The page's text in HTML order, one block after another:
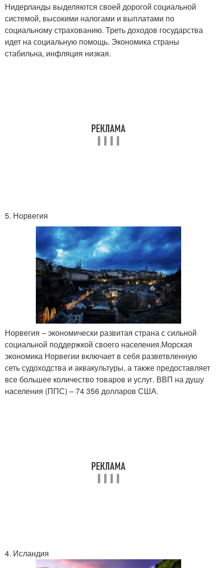
Нидерланды выделяются своей дорогой социальной
системой, высокими налогами и выплатами по
социальному страхованию. Треть доходов государства
идет на социальную помощь. Экономика страны
стабильна, инфляция низкая.
5. Норвегия
Норвегия – экономически развитая страна с сильной
социальной поддержкой своего населения.Морская
экономика Норвегии включает в себя разветвленную
сеть судоходства и аквакультуры, а также предоставляет
все большее количество товаров и услуг. ВВП на душу
населения (ППС) – 74 356 долларов США.
4. Исландия